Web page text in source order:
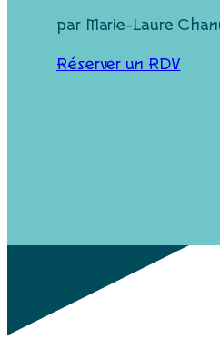
par Marie-Laure
Réserver un RDV